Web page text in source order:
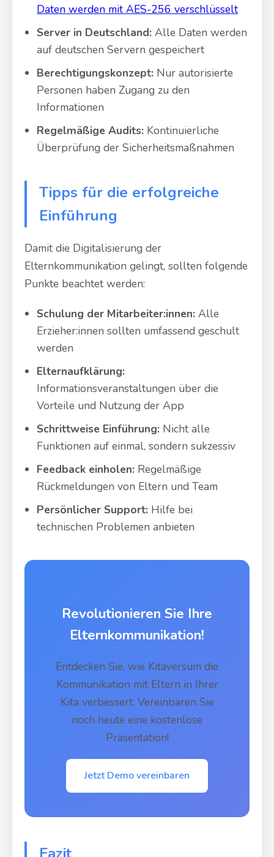
Daten werden mit AES-256 verschlüsselt
Server in Deutschland: Alle Daten werden
auf deutschen Servern gespeichert
Berechtigungskonzept: Nur autorisierte
Personen haben Zugang zu den
Informationen
Regelmäßige Audits: Kontinuierliche
Überprüfung der Sicherheitsmaßnahmen
Tipps für die erfolgreiche
Einführung
Damit die Digitalisierung der
Elternkommunikation gelingt, sollten folgende
Punkte beachtet werden:
Schulung der Mitarbeiter:innen: Alle
Erzieher:innen sollten umfassend geschult
werden
Elternaufklärung:
Informationsveranstaltungen über die
Vorteile und Nutzung der App
Schrittweise Einführung: Nicht alle
Funktionen auf einmal, sondern sukzessiv
Feedback einholen: Regelmäßige
Rückmeldungen von Eltern und Team
Persönlicher Support: Hilfe bei
technischen Problemen anbieten
Revolutionieren Sie Ihre
Elternkommunikation!
Entdecken Sie, wie Kitaversum die
Kommunikation mit Eltern in Ihrer
Kita verbessert. Vereinbaren Sie
noch heute eine kostenlose
Präsentation!
Jetzt Demo vereinbaren